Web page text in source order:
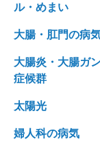
ル・めまい
大腸・肛門の病
大腸炎・大腸ガ
症候群
太陽光
婦人科の病気